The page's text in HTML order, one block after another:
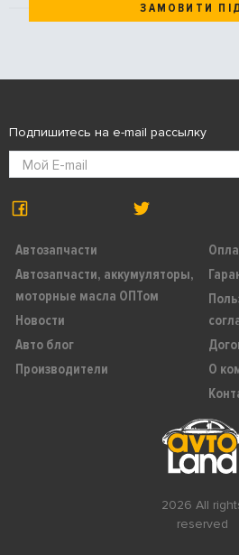
ЗАМОВИТИ
2026 All
reserved
Автозапчасти
Автозапчасти, аккумуляторы,
моторные масла ОПТом
Новости
Авто блог
Производители
О
Подпишитесь на e-mail рассылку